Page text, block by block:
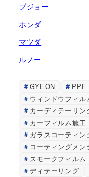
プジョー
ホンダ
マツダ
ルノー
GYEON PPF
ウィンドウフィル
カーディテーリン
カーフィルム施工
ガラスコーティン
コーティングメン
スモークフィルム
ディテーリング